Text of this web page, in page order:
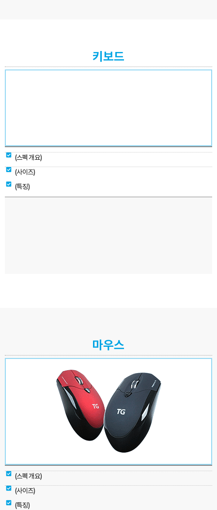
키보드
(스펙 개요)
(사이즈)
(특징)
마우스
(스펙 개요)
(사이즈)
(특징)